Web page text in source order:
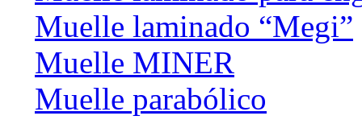
Muelle laminado “Megi”
Muelle MINER
Muelle parabólico